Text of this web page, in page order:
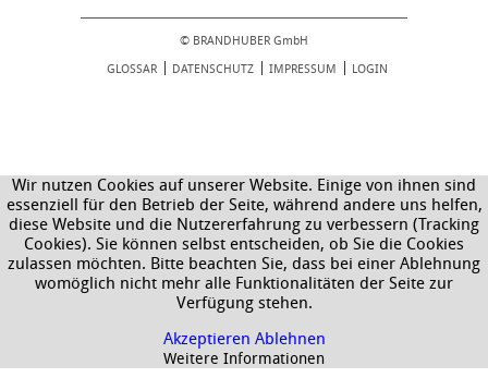
© BRANDHUBER GmbH
GLOSSAR
DATENSCHUTZ IMPRESSUM LOGIN
Wir nutzen Cookies auf unserer Website. Einige von ihnen sind
essenziell für den Betrieb der Seite, während andere uns helfen,
diese Website und die Nutzererfahrung zu verbessern (Tracking
Cookies). Sie können selbst entscheiden, ob Sie die Cookies
zulassen möchten. Bitte beachten Sie, dass bei einer Ablehnung
womöglich nicht mehr alle Funktionalitäten der Seite zur
Verfügung stehen.
Akzeptieren Ablehnen
Weitere Informationen